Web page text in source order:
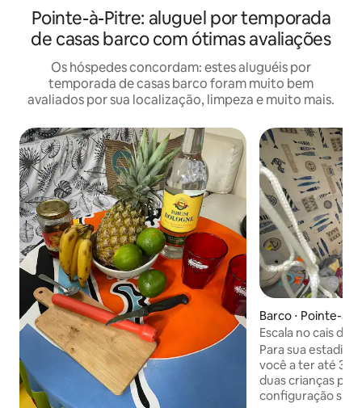
Pointe-à-Pitre: aluguel por temporada
de casas barco com ótimas avaliações
Os hóspedes concordam: estes aluguéis por
temporada de casas barco foram muito bem
avaliados por sua localização, limpeza e muito mais.
Barco ⋅ Pointe-à-
Escala no cais de
Para sua estadia
você a ter até 3
duas crianças
configuração